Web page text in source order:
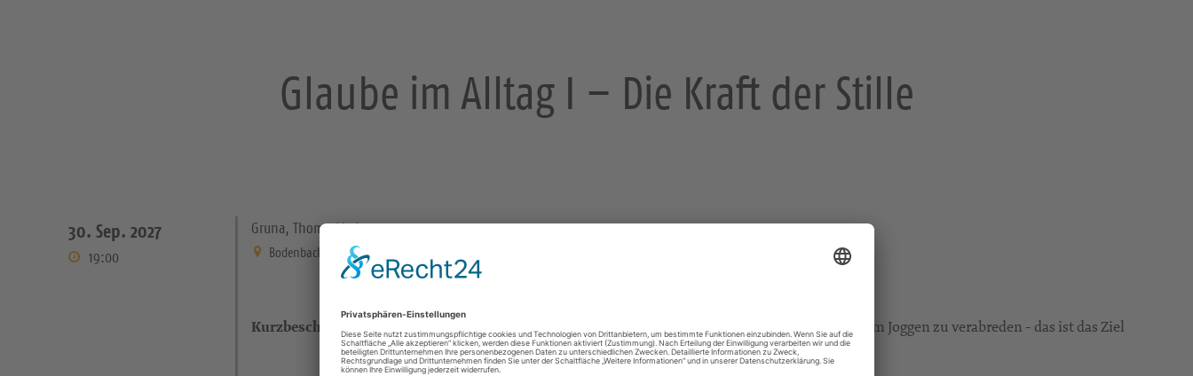
Glaube im Alltag I – Die Kraft der Stille
30. Sep. 2027
19:00
Gruna, Thomaskirche
Bodenbacher Straße 21 Dresden
Kurzbeschreibung
Miteinander den Glauben "praktizieren", so ähnlich wie sich zum Joggen zu verabreden - das ist das Ziel
von "Glaube im Alltag".